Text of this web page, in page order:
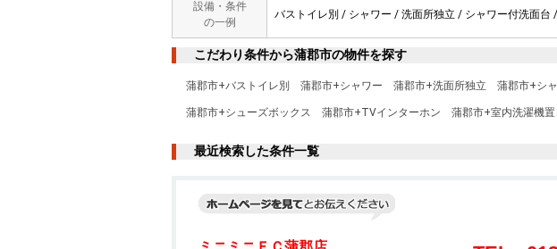
設備・条件
の一例
バストイレ別 / シャワー / 洗面所独立 / シャワー付洗面
こだわり条件から蒲郡市の物件を探す
蒲郡市+バストイレ別 蒲郡市+シャワー 蒲郡市+洗面所独立 蒲郡市+シ
蒲郡市+シューズボックス 蒲郡市+TVインターホン 蒲郡市+室内洗濯機
最近検索した条件一覧